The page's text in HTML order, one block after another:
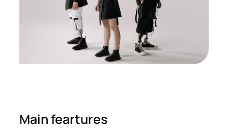
Main feartures